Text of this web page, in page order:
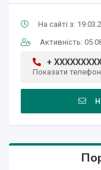
На сайті з:
Активність:
+
Показати